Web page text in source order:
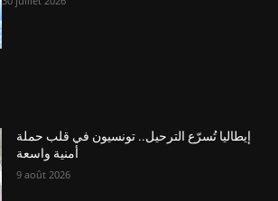
إيطاليا تُسرّع الترحيل.. تونسيون في قلب حملة
أمنية واسعة
9 août 2026